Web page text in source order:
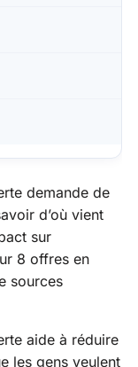
demande de
d’où vient
sur
8 offres en
sources
aide à réduire
les gens veulent